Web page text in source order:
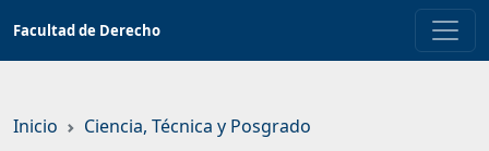
contenido
Facultad de Derecho
Inicio Ciencia, Técnica y Posgrado